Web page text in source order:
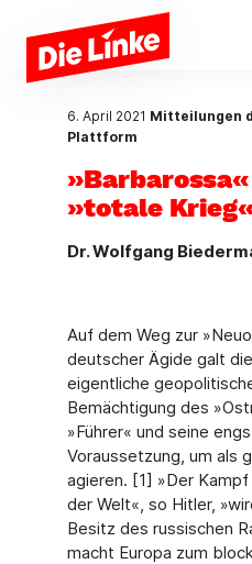
Zum Hauptinhalt springen
6. April 2021 Mitteilungen
Plattform
»totale
Dr. Wolfgang
Auf dem Weg zur
deutscher Ägide galt
eigentliche
Bemächtigung des
»Führer« und seine
Voraussetzung, um als
agieren. [1] »Der
der Welt«, so Hitler,
Besitz des russischen
macht Europa zum